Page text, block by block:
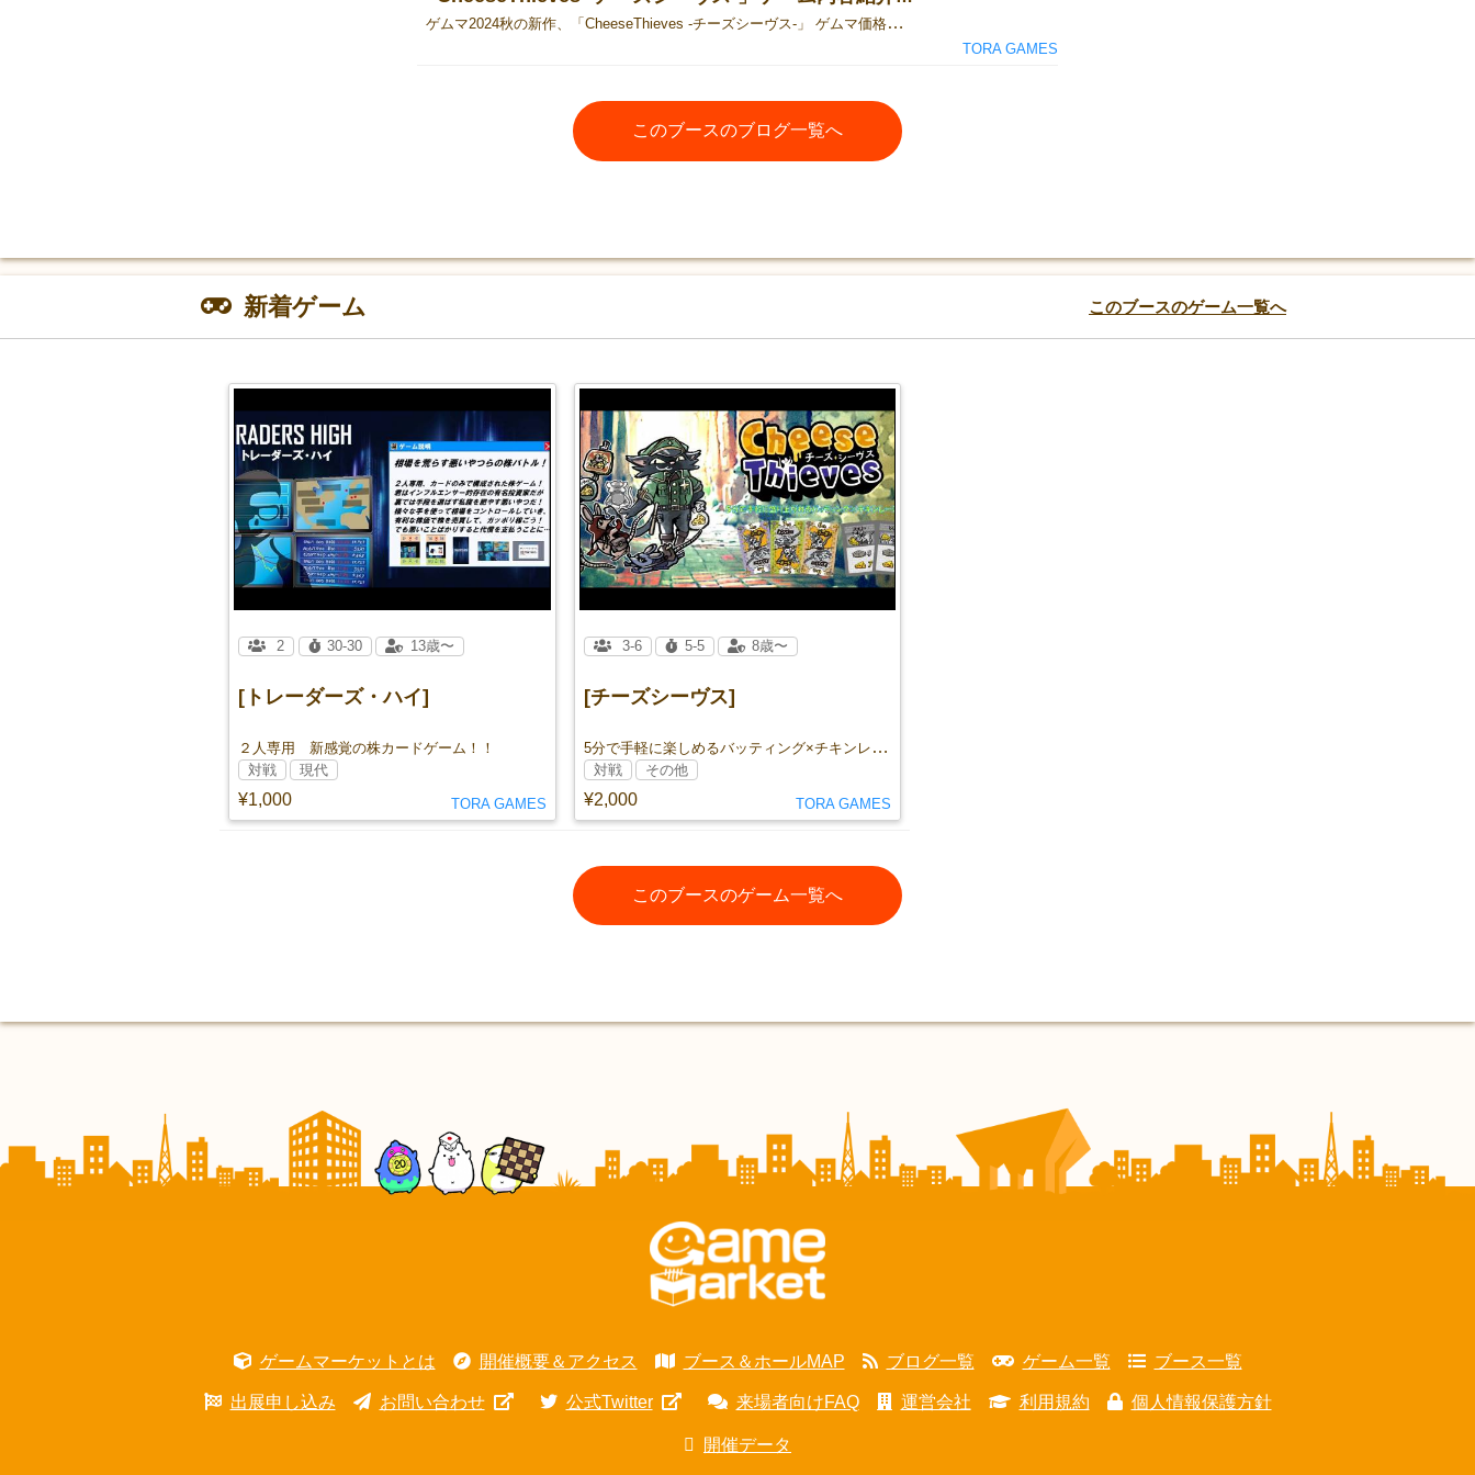
ゲムマ2024秋の新作、「CheeseThieves -チーズシーヴス-」 ゲムマ価格￥2,000で販売いたします。 今回はゲーム内容について紹介したいと思います。 ゲーム内容 プレイヤーは泥棒グループのネズミになり、ネコ警察の目を気にしながら、チーズを盗んでいきます。 各々のグループ内での役割を決めながら、ネコ警察に逮捕されないギリギリの範囲で、より多くのチーズの獲得を目指します。 プレイヤーは全員一斉に１枚ずつカードを公開しあいます。公開したカードによって、各々が盗みの際に「リーダー」と「メンバー」のどちらの役割を担うかが決定し、役割に応じたポイントを獲得します。 勝つためにはチーズポイントを多く獲得する必要がありますが、付随するネコポイントを多く獲得すると、ネコ警察に逮捕されてしまいます。 ７ラウンドを終え、逮捕されることなく、最も多くのチーズを獲得したプレイヤーの勝利です。 ラウンドの流れ 1.リーダー報酬の公開 リーダー報酬カードの山札から１枚めくり公開します。 2.手札の選択 各プレイヤーは、公開する手札カードを１枚選んだうえで「リーダー」か「メンバー」のどちらか希望する役割を選び、公開します。 3.役割の決定 リーダーを希望した「リーダー候補」の中で、最も小さい数字の手札カードを出した人がリーダーになります。他の「リーダー候補」はリーダー争いに敗れ、カードは捨て札になり、このラウンドはカードを獲得できません。 同じ数字の「リーダー候補」が複数いる場合、それら全てが打ち消し合い、捨て札になります。この場合、残った「リーダー候補」の中で最も小さい数字の「リーダー候補」がリーダーとなります。 メンバーを希望した「メンバー候補」たちは基本的にどの数字でもメンバーとなります。 ただし、公開されているカードの中に「リーダー候補」が不在の状況になった場合、最も小さい数字の「メンバー候補」が、「リーダー候補」に祭り上げられてしまいます！ （最も小さい数字の「メンバー候補」が複数いる場合は、その全員が「リーダー候補」になるので、同じ数字の「リーダー候補」同士となり打ち消し合います） 4.カードの獲得 捨て札にならずにリーダーかメンバーになったプレイヤーは、以下のカードを獲得します。 リーダー：自分の公開したカードとリーダー報酬カード メンバー：自分の公開したカード カードを獲得するたび、自分の手元に裏向きに積み重ねていきます。積み重ねているカードは、全７ラウンドが終了するまで、獲得した本人含め誰も表面を確認できません。 つまり、誰がどれくらいポイントを獲得したかを自分の頭で覚えていきながら、駆け引きを繰り返していかなければならないのです！ ゲームの終了 ラウンドを７回繰り返し、手札が無くなったら、以下の流れで勝者を決めます。 1.逮捕者の決定 各プレイヤーは、手元の全ての獲得カードのネコポイントを合計します。 その結果、ネコポイントが最多（５～６人プレイ時は最多と２位）のプレイヤーは、ネコ警察に逮捕されて敗北してしまいます。 2.チーズ王の決定 逮捕されなかったプレイヤーたちは、手元の全ての獲得カードのチーズポイントを合計します。 チーズポイントが最多のプレイヤーが、ゲームに勝利します！ ゲームのコツ このゲームでよく考えるべきところは、カードを「いかに獲得するか」と「いかに獲得しないか」です。 各手札カードは、チーズポイント・ネコポイントが同じ数値になっています。 一方リーダー報酬カードは、ネコポイントに比べてチーズポイントの数値が高くなっているため、高コスパでチーズポイントを獲得できます。 そのため、出来るだけリーダー報酬カードを獲得したいと思うかもしれませんが、いくらコスパが高くてもネコポイントを既に多く取ってしまっている場合は「カードを獲得しない立ち回り」も必要になってきます。 例えば、「1」などの数字の小さい手札カードは「リーダー」で出すとリーダー報酬カードを獲得しやすいため、「メンバー」で出したほうがいいかもしれません。 また、「6」などの数字の大きい手札カードは「メンバー」で出すと6ネコポイントを獲得してしまうため、あえて「リーダー」で出して負けて、カード獲得の回避を狙うのもありでしょう。 また、リーダー報酬カードの中には「ワイロ」というカードがあり、これはチーズポイントを少し減らす代わりにネコポイントを大きく減らせるものとなっています。 ネコポイントを取りすぎている場合は、何とかこのカードを獲得したいところです。 余談ですが、パッケージのイラストは、ネコ警察がワイロのチーズをもらってる光景となっています。 この世界の警察は腐敗しており、こういう汚職はあちこちで起きているのです…。 このゲームは上記のように戦略的な要素がある一方、他のプレイヤーの出すカードによって思わぬ結果になったり、獲得ポイントの記憶違いによって勝敗が分かれたりすることも多々あります。 そのため、子どもやゲーム初心者の方でも、ゲーマーの方に勝てる可能性はじゅうぶんあるゲームとなっています。 実際テストプレイにおいて、小学生の子どもが大人のゲーマーたちを抑えて1位になる光景が、何度か見られました。 チーズシーヴスは、ファミリー層からゲーマーまで、幅広いプレイヤーの方々に楽しんでいただけるゲームになっています。 ままならない展開に一喜一憂しながら、ゲームを楽しんでもらえたらと思います。
TORA GAMES
このブースのブログ一覧へ
新着ゲーム このブースのゲーム一覧へ
[トレーダーズ・ハイ]
２人専用 新感覚の株カードゲーム！！
¥1,000
2 30-30 13歳〜
対戦 現代
TORA GAMES
[チーズシーヴス]
5分で手軽に楽しめるバッティング×チキンレース！！
¥2,000
3-6 5-5 8歳〜
対戦 その他
TORA GAMES
このブースのゲーム一覧へ
ゲームマーケットとは 開催概要＆アクセス ブース＆ホールMAP ブログ一覧 ゲーム一覧 ブース一覧
出展申し込み お問い合わせ 公式Twitter 来場者向けFAQ 運営会社 利用規約 個人情報保護方針
開催データ